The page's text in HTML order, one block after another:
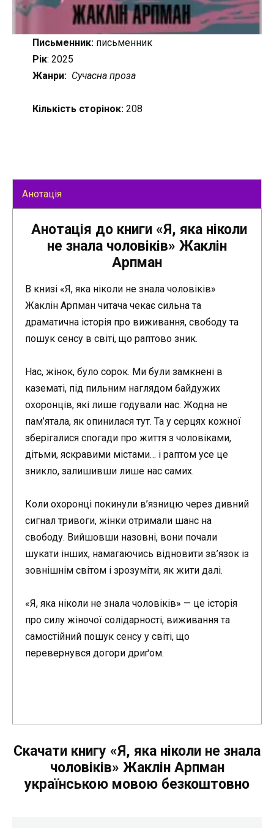
Письменник:письменник
Рік: 2025
Жанри: Сучасна проза
Кількість сторінок:208
Анотація
Анотація до книги «Я, яка ніколи
не знала чоловіків» Жаклін
Арпман
В книзі «Я, яка ніколи не знала чоловіків»
Жаклін Арпман читача чекає сильна та
драматична історія про виживання, свободу та
пошук сенсу в світі, що раптово зник.
Нас, жінок, було сорок. Ми були замкнені в
казематі, під пильним наглядом байдужих
охоронців, які лише годували нас. Жодна не
пам’ятала, як опинилася тут. Та у серцях кожної
зберігалися спогади про життя з чоловіками,
дітьми, яскравими містами… і раптом усе це
зникло, залишивши лише нас самих.
Коли охоронці покинули в’язницю через дивний
сигнал тривоги, жінки отримали шанс на
свободу. Вийшовши назовні, вони почали
шукати інших, намагаючись відновити зв’язок із
зовнішнім світом і зрозуміти, як жити далі.
«Я, яка ніколи не знала чоловіків» — це історія
про силу жіночої солідарності, виживання та
самостійний пошук сенсу у світі, що
перевернувся догори дриґом.
Скачати книгу «Я, яка ніколи не знала
чоловіків» Жаклін Арпман
українською мовою безкоштовно